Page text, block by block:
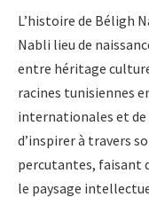
L’histoire de Béligh
Nabli lieu de
entre héritage
racines tunisiennes
internationales et
d’inspirer à travers
percutantes, faisant
le paysage